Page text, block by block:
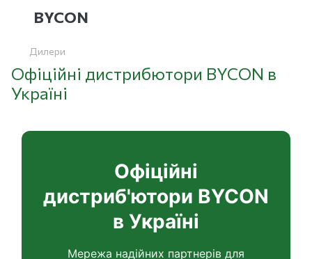
BYCON
Дилери
Офіційні дистрибютори BYCON в
Україні
Офіційні
дистриб'ютори BYCON
в Україні
Мережа надійних партнерів для